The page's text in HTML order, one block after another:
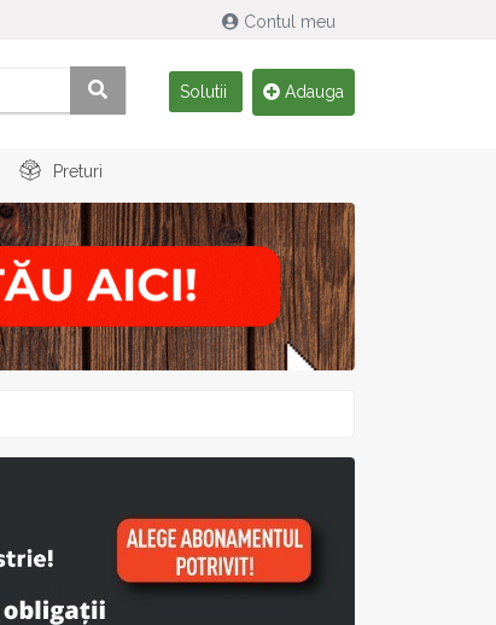
Contul meu
Solutii Adauga
Preturi